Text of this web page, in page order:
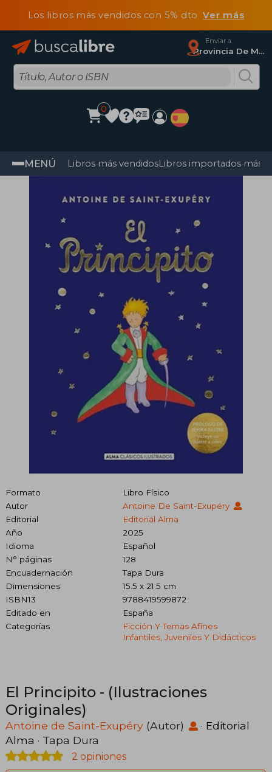
Los libros más vendidos con 5% dtoVer más
Enviar a
Provincia De Madrid
0
MENÚ Libros más vendidosLibros importados más
Formato
Libro Físico
Autor
Antoine De Saint-Exupéry
Editorial
Editorial Alma
Año
2025
Idioma
Español
N° páginas
128
Encuadernación
Tapa Dura
Dimensiones
15.5 x 21.5 cm
ISBN13
9788419599872
Editado en
España
Categorías
Ficción Y Temas Afines
Infantiles, Juveniles Y Didácticos
El Principito - (Ilustraciones
Originales)
Antoine de Saint-Exupéry (Autor) · Editorial
Alma · Tapa Dura
2 opiniones